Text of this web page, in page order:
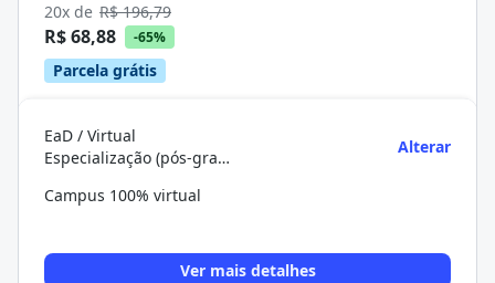
20x de R$ 196,79
R$ 68,88 -65%
Parcela grátis
EaD / Virtual
Especialização (pós-graduação)
Alterar
Campus 100% virtual
Ver mais detalhes